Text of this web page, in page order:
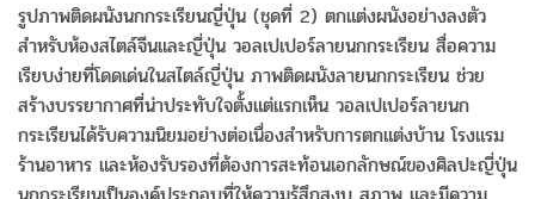
รูปภาพติดผนังนกกระเรียนญี่ปุ่น (ชุดที่ 2) ตกแต่งผนังอย่างลงตัว
สำหรับห้องสไตล์จีนและญี่ปุ่น วอลเปเปอร์ลายนกกระเรียน สื่อความ
เรียบง่ายที่โดดเด่นในสไตล์ญี่ปุ่น ภาพติดผนังลายนกกระเรียน ช่วย
สร้างบรรยากาศที่น่าประทับใจตั้งแต่แรกเห็น วอลเปเปอร์ลายนก
กระเรียนได้รับความนิยมอย่างต่อเนื่องสำหรับการตกแต่งบ้าน โรงแรม
ร้านอาหาร และห้องรับรองที่ต้องการสะท้อนเอกลักษณ์ของศิลปะญี่ปุ่น